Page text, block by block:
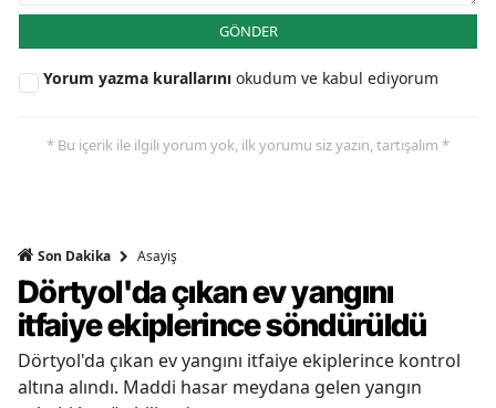
GÖNDER
Yorum yazma kurallarını okudum ve kabul ediyorum
* Bu içerik ile ilgili yorum yok, ilk yorumu siz yazın, tartışalım *
Son Dakika Asayiş
Dörtyol'da çıkan ev yangını
itfaiye ekiplerince söndürüldü
Dörtyol'da çıkan ev yangını itfaiye ekiplerince kontrol
altına alındı. Maddi hasar meydana gelen yangın